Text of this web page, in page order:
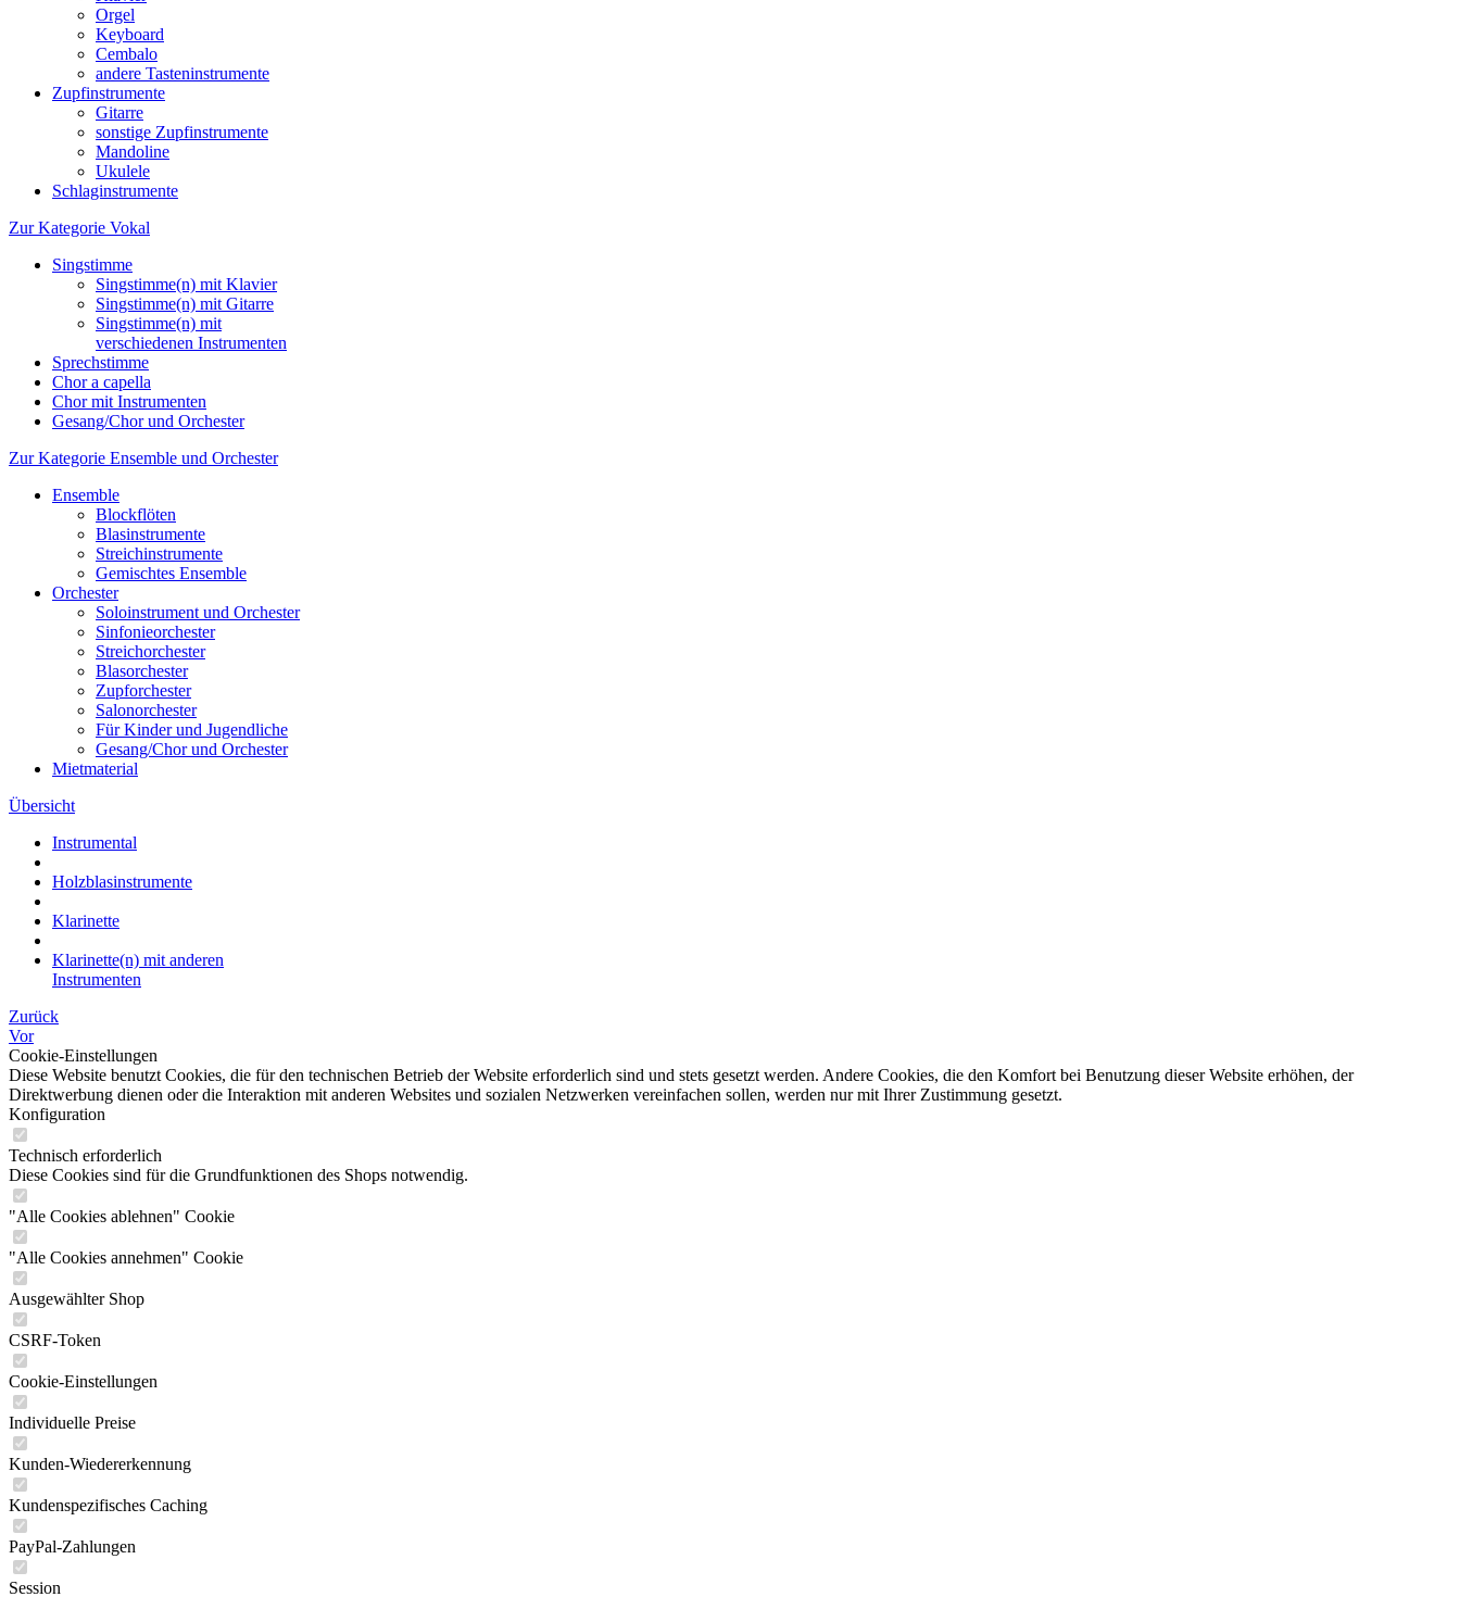
Orgel
Keyboard
Cembalo
andere Tasteninstrumente
Zupfinstrumente
Gitarre
sonstige Zupfinstrumente
Mandoline
Ukulele
Schlaginstrumente
Zur Kategorie Vokal
Singstimme
Singstimme(n) mit Klavier
Singstimme(n) mit Gitarre
Singstimme(n) mit
verschiedenen Instrumenten
Sprechstimme
Chor a capella
Chor mit Instrumenten
Gesang/Chor und Orchester
Zur Kategorie Ensemble und Orchester
Ensemble
Blockflöten
Blasinstrumente
Streichinstrumente
Gemischtes Ensemble
Orchester
Soloinstrument und Orchester
Sinfonieorchester
Streichorchester
Blasorchester
Zupforchester
Salonorchester
Für Kinder und Jugendliche
Gesang/Chor und Orchester
Mietmaterial
Übersicht
Instrumental
Holzblasinstrumente
Klarinette
Klarinette(n) mit anderen
Instrumenten
Zurück
Vor
Cookie-Einstellungen
Diese Website benutzt Cookies, die für den technischen Betrieb der Website erforderlich sind und stets gesetzt werden. Andere Cookies, die den Komfort bei Benutzung dieser Website erhöhen, der
Direktwerbung dienen oder die Interaktion mit anderen Websites und sozialen Netzwerken vereinfachen sollen, werden nur mit Ihrer Zustimmung gesetzt.
Konfiguration
Technisch erforderlich
Diese Cookies sind für die Grundfunktionen des Shops notwendig.
"Alle Cookies ablehnen" Cookie
"Alle Cookies annehmen" Cookie
Ausgewählter Shop
CSRF-Token
Cookie-Einstellungen
Individuelle Preise
Kunden-Wiedererkennung
Kundenspezifisches Caching
PayPal-Zahlungen
Session